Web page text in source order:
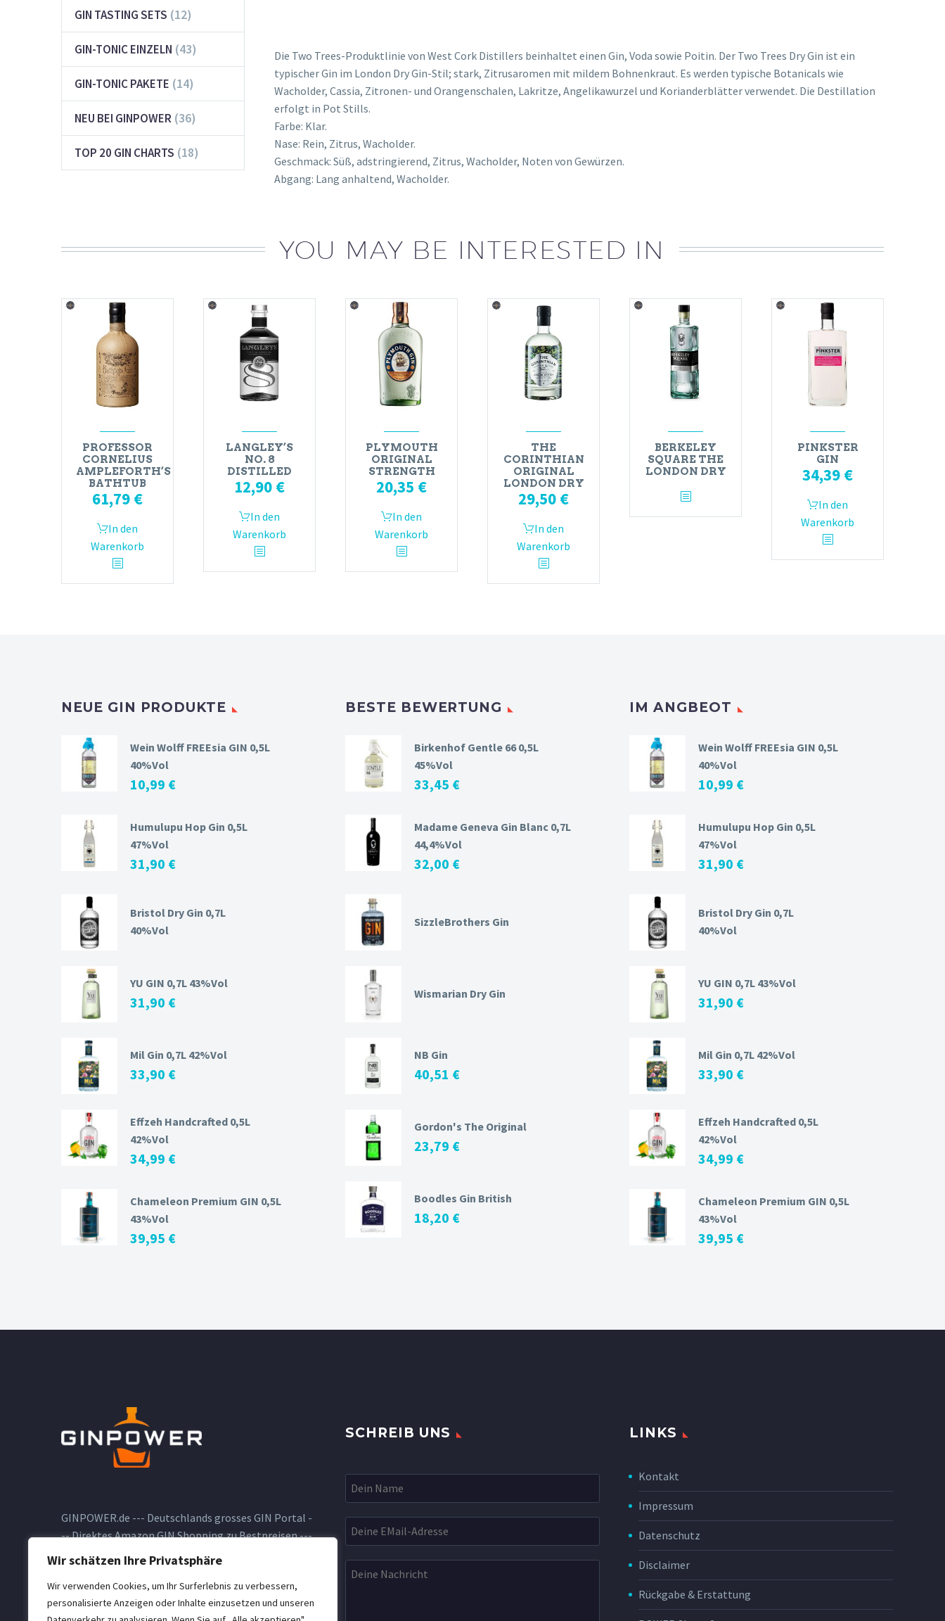
Wir schätzen Ihre Privatsphäre
Wir verwenden Cookies, um Ihr Surferlebnis zu verbessern,
personalisierte Anzeigen oder Inhalte einzusetzen und unseren
Die Two Trees-Produktlinie von West Cork Distillers beinhaltet einen Gin, Voda sowie Poitin. Der Two Trees Dry Gin ist ein
typischer Gin im London Dry Gin-Stil; stark, Zitrusaromen mit mildem Bohnenkraut. Es werden typische Botanicals wie
Wacholder, Cassia, Zitronen- und Orangenschalen, Lakritze, Angelikawurzel und Korianderblätter verwendet. Die Destillation
erfolgt in Pot Stills.
Farbe: Klar.
Nase: Rein, Zitrus, Wacholder.
Geschmack: Süß, adstringierend, Zitrus, Wacholder, Noten von Gewürzen.
Abgang: Lang anhaltend, Wacholder.
GIN TASTING SETS (12)
GIN-TONIC EINZELN (43)
GIN-TONIC PAKETE (14)
NEU BEI GINPOWER (36)
TOP 20 GIN CHARTS (18)
YOU MAY BE INTERESTED IN
PROFESSOR
CORNELIUS
AMPLEFORTH’S
BATHTUB
61,79 €
In den
Warenkorb
LANGLEY’S
NO. 8
DISTILLED
12,90 €
In den
Warenkorb
PLYMOUTH
ORIGINAL
STRENGTH
20,35 €
In den
Warenkorb
THE
CORINTHIAN
ORIGINAL
LONDON DRY
29,50 €
In den
Warenkorb
BERKELEY
SQUARE THE
LONDON DRY
PINKSTER
GIN
34,39 €
In den
Warenkorb
NEUE GIN PRODUKTE
Wein Wolff FREEsia GIN 0,5L
40%Vol
10,99 €
Humulupu Hop Gin 0,5L
47%Vol
31,90 €
Bristol Dry Gin 0,7L
40%Vol
YU GIN 0,7L 43%Vol
31,90 €
Mil Gin 0,7L 42%Vol
33,90 €
Effzeh Handcrafted 0,5L
42%Vol
34,99 €
Chameleon Premium GIN 0,5L
43%Vol
39,95 €
BESTE BEWERTUNG
Birkenhof Gentle 66 0,5L
45%Vol
33,45 €
Madame Geneva Gin Blanc 0,7L
44,4%Vol
32,00 €
SizzleBrothers Gin
Wismarian Dry Gin
NB Gin
40,51 €
Gordon's The Original
23,79 €
Boodles Gin British
18,20 €
IM ANGBEOT
Wein Wolff FREEsia GIN 0,5L
40%Vol
10,99 €
Humulupu Hop Gin 0,5L
47%Vol
31,90 €
Bristol Dry Gin 0,7L
40%Vol
YU GIN 0,7L 43%Vol
31,90 €
Mil Gin 0,7L 42%Vol
33,90 €
Effzeh Handcrafted 0,5L
42%Vol
34,99 €
Chameleon Premium GIN 0,5L
43%Vol
39,95 €
GINPOWER.de --- Deutschlands grosses GIN Portal -
-- Direktes Amazon GIN Shopping zu Bestpreisen ---
GIN Blog --- GIN Testberichte --- und vieles andere
SCHREIB UNS LINKS
Kontakt
Impressum
Datenschutz
Disclaimer
Rückgabe & Erstattung